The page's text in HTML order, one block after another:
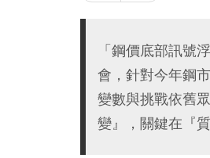
「鋼價底部訊號
會，針對今年鋼
變數與挑戰依舊
變』，關鍵在『質